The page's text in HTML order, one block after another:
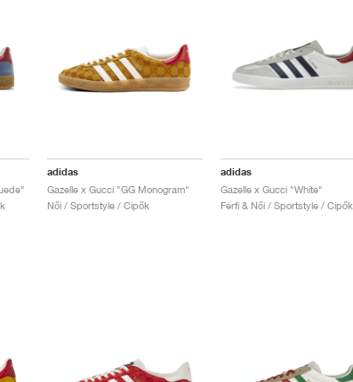
adidas
Gazelle x Gucci "GG Monogram"
Női / Sportstyle / Cipők
adidas
Gazelle x Gucci "White"
Férfi & Női / Sportstyle / Cipők